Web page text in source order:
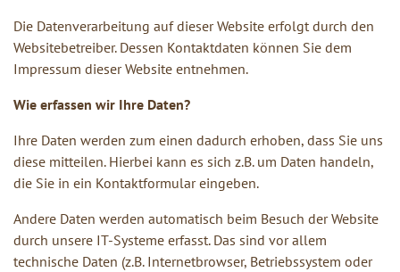
Die Datenverarbeitung auf dieser Website erfolgt durch den
Websitebetreiber. Dessen Kontaktdaten können Sie dem
Impressum dieser Website entnehmen.
Wie erfassen wir Ihre Daten?
Ihre Daten werden zum einen dadurch erhoben, dass Sie uns
diese mitteilen. Hierbei kann es sich z.B. um Daten handeln,
die Sie in ein Kontaktformular eingeben.
Andere Daten werden automatisch beim Besuch der Website
durch unsere IT-Systeme erfasst. Das sind vor allem
technische Daten (z.B. Internetbrowser, Betriebssystem oder